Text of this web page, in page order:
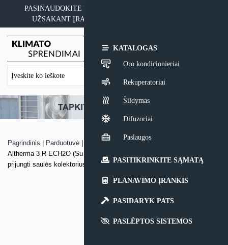
content
PASINAUDOKITE YPATINGAIS KAINOS PASIŪLYMAIS
UŽSAKANT ĮRANGĄ SU MONTAVIMO PASLAUGA
KATALOGAS
Oro kondicionieriai
Rekuperatoriai
Šildymas
Difuzoriai
Paslaugos
PASITIKRINKITE SĄMATĄ
PLANAVIMO ĮRANKIS
PASIDARYK PATS
PASLĖPTOS SISTEMOS
Pagrindinis Parduotuvė
Šilumos siurblys oras – vanduo Daikin
Altherma 3 R ECH2O (Su integruota talpa 294-477ltr + galimybė
prijungti saulės kolektorius ir papildomą šildymo šaltinį)